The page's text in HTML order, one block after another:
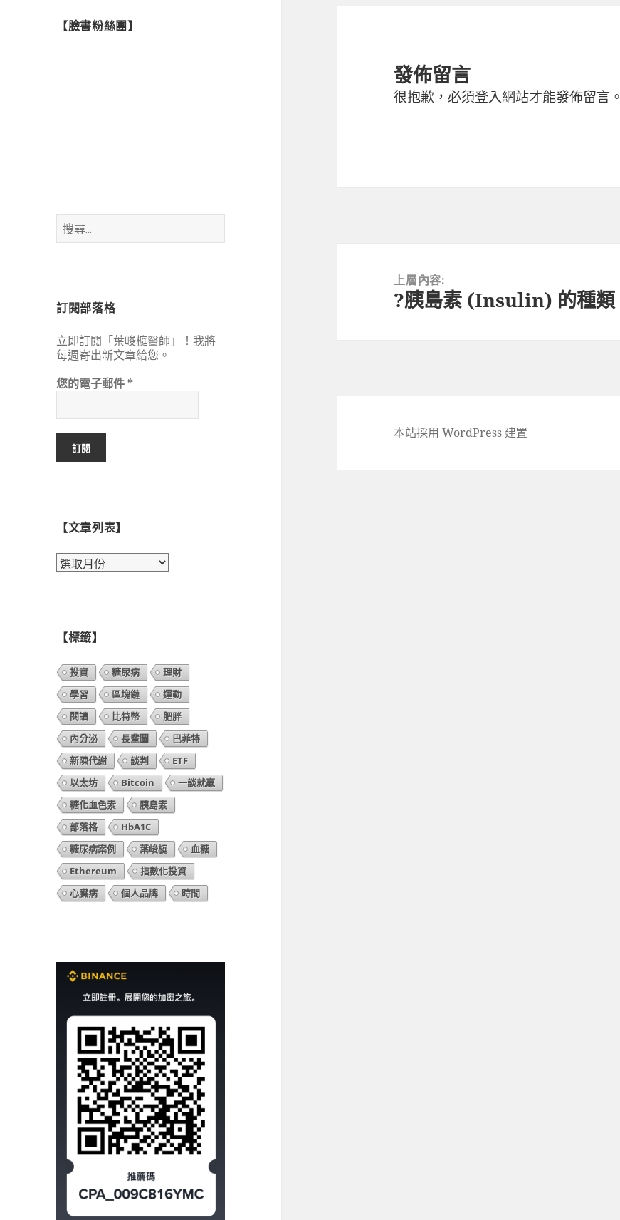
【臉書粉絲團】
搜
尋
訂閱部落格
立即訂閱「葉峻榳醫師」！我將
每週寄出新文章給您。
您的電子郵件*
【文章列表】
【文
【標籤】
投資 糖尿病
理財
學習
區塊鏈
運動
閱讀
比特幣
肥胖
內分泌
長輩圖
巴菲特
新陳代謝
談判
ETF
以太坊
Bitcoin
一談就贏
糖化血色素
胰島素
部落格
HbA1C
糖尿病案例
葉峻榳
血糖
Ethereum
指數化投資
心臟病
個人品牌 時間
發佈留言
很抱歉，必須登入網站才能發佈留言。
上層內容:
?胰島素 (Insulin) 的種類
本站採用 WordPress 建置